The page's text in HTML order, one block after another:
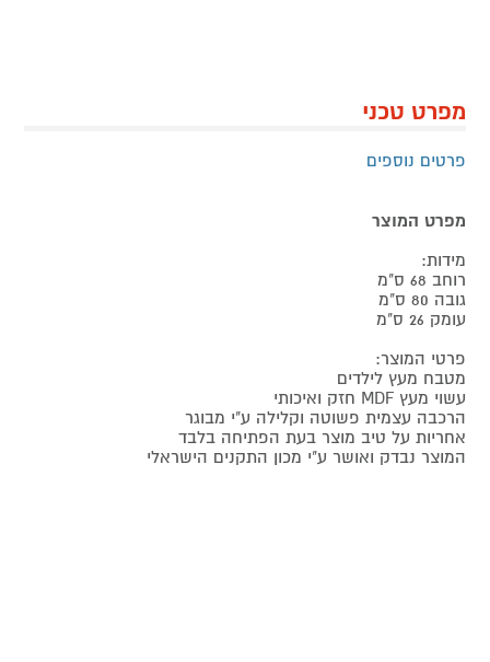
מפרט טכני
פרטים נוספים
מפרט המוצר
מידות:
רוחב 68 ס"מ
גובה 80 ס"מ
עומק 26 ס"מ
פרטי המוצר:
מטבח מעץ לילדים
עשוי מעץ MDF חזק ואיכותי
הרכבה עצמית פשוטה וקלילה ע"י מבוגר
אחריות על טיב מוצר בעת הפתיחה בלבד
המוצר נבדק ואושר ע"י מכון התקנים הישראלי